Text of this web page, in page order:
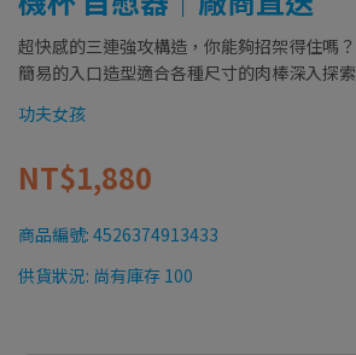
超快感的三連強攻構造，你能夠招架得住嗎？
簡易的入口造型適合各種尺寸的肉棒深入探索
功夫女孩
NT$1,880
商品編號: 4526374913433
供貨狀況: 尚有庫存 100